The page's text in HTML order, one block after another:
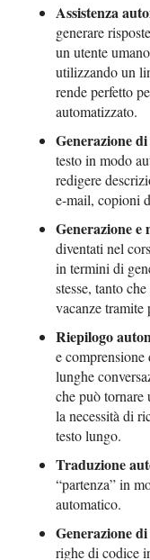
Assistenza
generare
un utente
utilizzando un
rende perfetto
automatizzato.
Generazione
testo in modo
redigere
e-mail, copioni
Generazione
diventati nel
in termini di
stesse, tanto
vacanze tramite
Riepilogo
e comprensione
lunghe
che può tornare
la necessità di
testo lungo.
Traduzione
“partenza” in
automatico.
Generazione
righe di codice